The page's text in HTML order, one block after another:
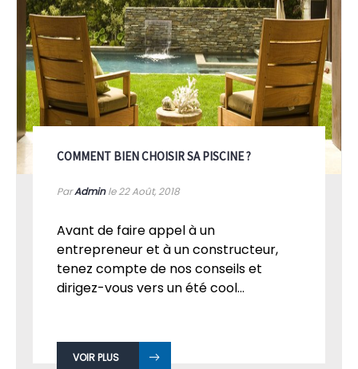
COMMENT BIEN CHOISIR SA PISCINE ?
ParAdminle 22Août, 2018
Avant de faire appel à un
entrepreneur et à un constructeur,
tenez compte de nos conseils et
dirigez-vous vers un été cool...
VOIR PLUS